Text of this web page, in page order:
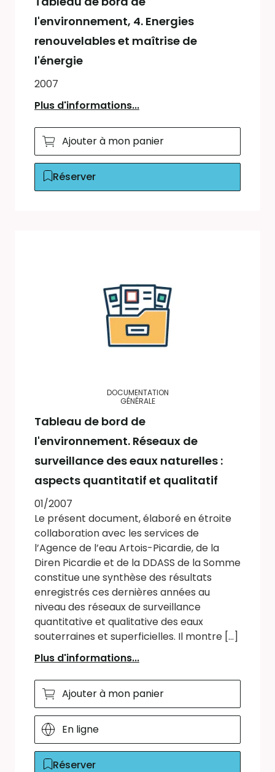
l'environnement, 4. Energies
renouvelables et maîtrise de
l'énergie
2007
Plus d'informations...
Ajouter à mon panier
Réserver
DOCUMENTATION
GÉNÉRALE
Tableau de bord de
l'environnement. Réseaux de
surveillance des eaux naturelles :
aspects quantitatif et qualitatif
01/2007
Le présent document, élaboré en étroite
collaboration avec les services de
l’Agence de l’eau Artois-Picardie, de la
Diren Picardie et de la DDASS de la Somme
constitue une synthèse des résultats
enregistrés ces dernières années au
niveau des réseaux de surveillance
quantitative et qualitative des eaux
souterraines et superficielles. Il montre [...]
Plus d'informations...
Ajouter à mon panier
En ligne
Réserver